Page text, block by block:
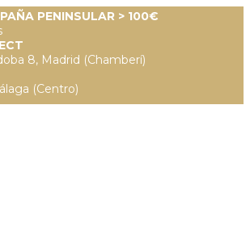
PENINSULAR > 100€
8, Madrid (Chamberí)
(Centro)